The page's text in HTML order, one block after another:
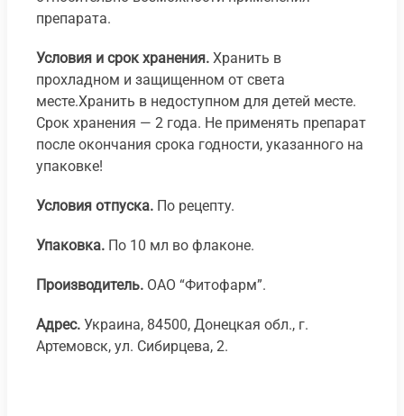
препарата.
Условия и срок хранения. Хранить в
прохладном и защищенном от света
месте.Хранить в недоступном для детей месте.
Срок хранения — 2 года. Не применять препарат
после окончания срока годности, указанного на
упаковке!
Условия отпуска. По рецепту.
Упаковка. По 10 мл во флаконе.
Производитель. ОАО “Фитофарм”.
Адрес. Украина, 84500, Донецкая обл., г.
Артемовск, ул. Сибирцева, 2.